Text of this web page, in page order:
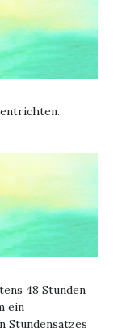
48 Stunden
ein
Stundensatzes